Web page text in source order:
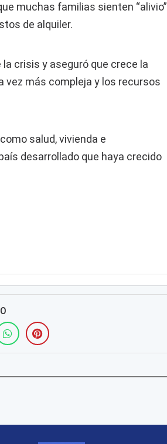
muchas familias sienten “alivio”
de alquiler.
crisis y aseguró que crece la
vez más compleja y los recursos
salud, vivienda e
desarrollado que haya crecido